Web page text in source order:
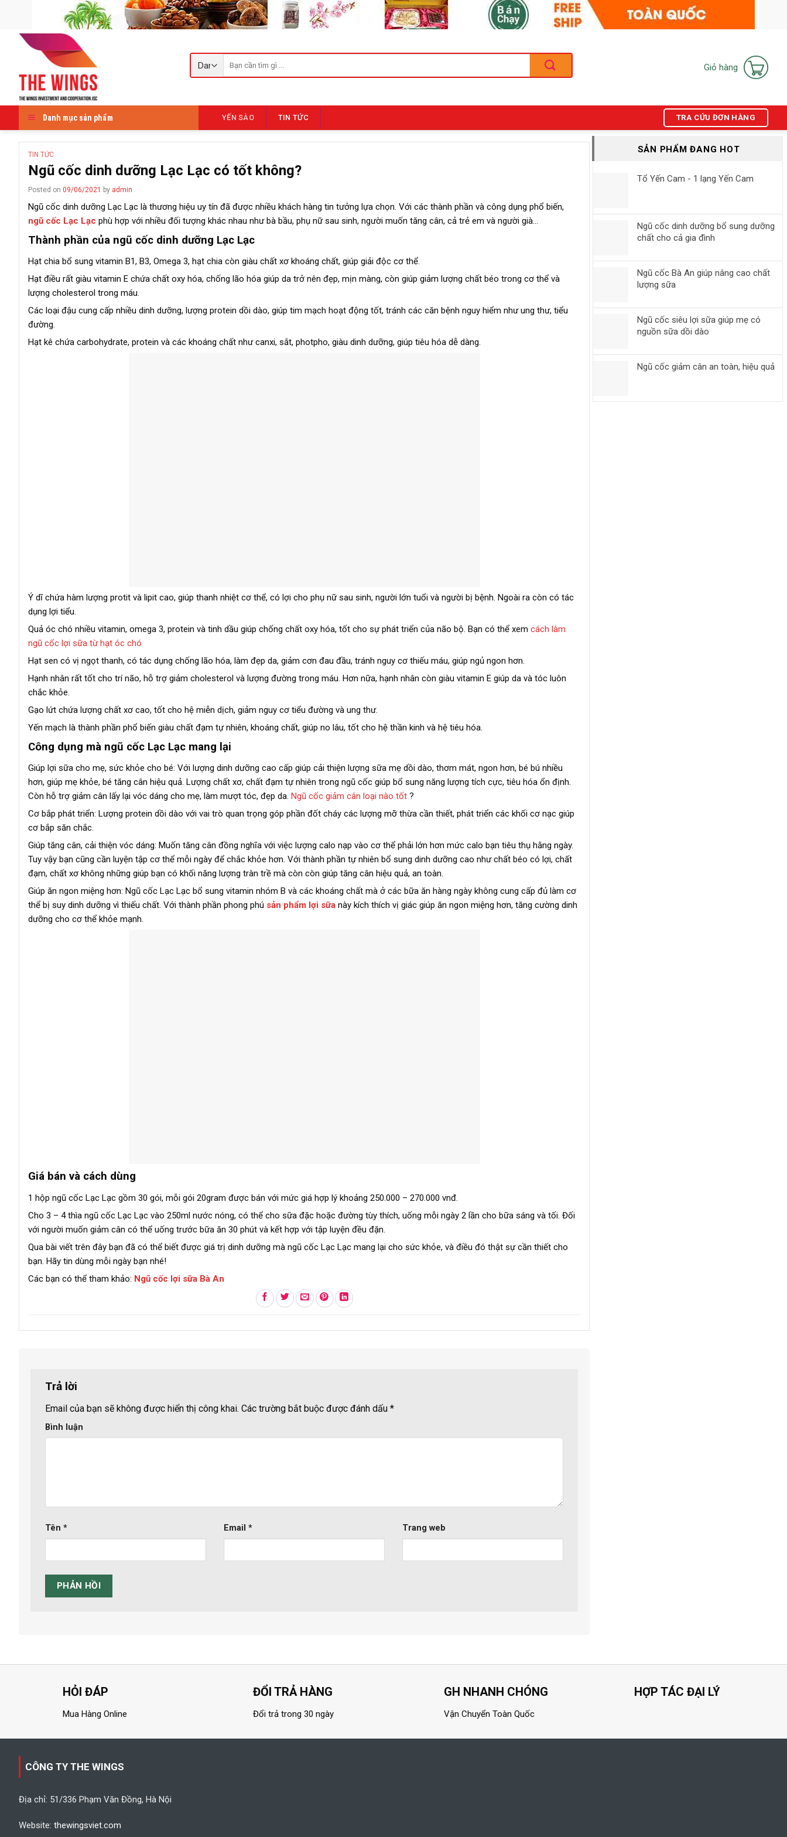
content
Tìm
kiếm:
Giỏ hàng
Danh mục sản phẩm YẾN SÀO TIN TỨC TRA CỨU ĐƠN HÀNG
TIN TỨC
Ngũ cốc dinh dưỡng Lạc Lạc có tốt không?
Posted on 09/06/2021 by admin
Ngũ cốc dinh dưỡng Lạc Lạc là thương hiệu uy tín đã được nhiều khách hàng tin tưởng lựa chọn. Với các thành phần và công dụng phổ biến,
ngũ cốc Lạc Lạc phù hợp với nhiều đối tượng khác nhau như bà bầu, phụ nữ sau sinh, người muốn tăng cân, cả trẻ em và người già…
Thành phần của ngũ cốc dinh dưỡng Lạc Lạc
Hạt chia bổ sung vitamin B1, B3, Omega 3, hạt chia còn giàu chất xơ khoáng chất, giúp giải độc cơ thể.
Hạt điều rất giàu vitamin E chứa chất oxy hóa, chống lão hóa giúp da trở nên đẹp, mịn màng, còn giúp giảm lượng chất béo trong cơ thể và
lượng cholesterol trong máu.
Các loại đậu cung cấp nhiều dinh dưỡng, lượng protein dồi dào, giúp tim mạch hoạt động tốt, tránh các căn bệnh nguy hiểm như ung thư, tiểu
đường.
Hạt kê chứa carbohydrate, protein và các khoáng chất như canxi, sắt, photpho, giàu dinh dưỡng, giúp tiêu hóa dễ dàng.
Ý dĩ chứa hàm lượng protit và lipit cao, giúp thanh nhiệt cơ thể, có lợi cho phụ nữ sau sinh, người lớn tuổi và người bị bệnh. Ngoài ra còn có tác
dụng lợi tiểu.
Quả óc chó nhiều vitamin, omega 3, protein và tinh dầu giúp chống chất oxy hóa, tốt cho sự phát triển của não bộ. Bạn có thể xem cách làm
ngũ cốc lợi sữa từ hạt óc chó
Hạt sen có vị ngọt thanh, có tác dụng chống lão hóa, làm đẹp da, giảm cơn đau đầu, tránh nguy cơ thiếu máu, giúp ngủ ngon hơn.
Hạnh nhân rất tốt cho trí não, hỗ trợ giảm cholesterol và lượng đường trong máu. Hơn nữa, hạnh nhân còn giàu vitamin E giúp da và tóc luôn
chắc khỏe.
Gạo lứt chứa lượng chất xơ cao, tốt cho hệ miễn dịch, giảm nguy cơ tiểu đường và ung thư.
Yến mạch là thành phần phổ biến giàu chất đạm tự nhiên, khoáng chất, giúp no lâu, tốt cho hệ thần kinh và hệ tiêu hóa.
Công dụng mà ngũ cốc Lạc Lạc mang lại
Giúp lợi sữa cho mẹ, sức khỏe cho bé: Với lượng dinh dưỡng cao cấp giúp cải thiện lượng sữa mẹ dồi dào, thơm mát, ngon hơn, bé bú nhiều
hơn, giúp mẹ khỏe, bé tăng cân hiệu quả. Lượng chất xơ, chất đạm tự nhiên trong ngũ cốc giúp bổ sung năng lượng tích cực, tiêu hóa ổn định.
Còn hỗ trợ giảm cân lấy lại vóc dáng cho mẹ, làm mượt tóc, đẹp da. Ngũ cốc giảm cân loại nào tốt ?
Cơ bắp phát triển: Lượng protein dồi dào với vai trò quan trọng góp phần đốt cháy các lượng mỡ thừa cần thiết, phát triển các khối cơ nạc giúp
cơ bắp săn chắc.
Giúp tăng cân, cải thiện vóc dáng: Muốn tăng cân đồng nghĩa với việc lượng calo nạp vào cơ thể phải lớn hơn mức calo bạn tiêu thụ hằng ngày.
Tuy vậy bạn cũng cần luyện tập cơ thể mỗi ngày để chắc khỏe hơn. Với thành phần tự nhiên bổ sung dinh dưỡng cao như chất béo có lợi, chất
đạm, chất xơ không những giúp bạn có khối năng lượng tràn trề mà còn còn giúp tăng cân hiệu quả, an toàn.
Giúp ăn ngon miệng hơn: Ngũ cốc Lạc Lạc bổ sung vitamin nhóm B và các khoáng chất mà ở các bữa ăn hàng ngày không cung cấp đủ làm cơ
thể bị suy dinh dưỡng vì thiếu chất. Với thành phần phong phú sản phẩm lợi sữa này kích thích vị giác giúp ăn ngon miệng hơn, tăng cường dinh
dưỡng cho cơ thể khỏe mạnh.
Giá bán và cách dùng
1 hộp ngũ cốc Lạc Lạc gồm 30 gói, mỗi gói 20gram được bán với mức giá hợp lý khoảng 250.000 – 270.000 vnđ.
Cho 3 – 4 thìa ngũ cốc Lạc Lạc vào 250ml nước nóng, có thể cho sữa đặc hoặc đường tùy thích, uống mỗi ngày 2 lần cho bữa sáng và tối. Đối
với người muốn giảm cân có thể uống trước bữa ăn 30 phút và kết hợp với tập luyện đều đặn.
Qua bài viết trên đây bạn đã có thể biết được giá trị dinh dưỡng mà ngũ cốc Lạc Lạc mang lại cho sức khỏe, và điều đó thật sự cần thiết cho
bạn. Hãy tin dùng mỗi ngày bạn nhé!
Các bạn có thể tham khảo: Ngũ cốc lợi sữa Bà An
Trả lời
Email của bạn sẽ không được hiển thị công khai. Các trường bắt buộc được đánh dấu *
Bình luận
Tên * Email * Trang web
SẢN PHẨM ĐANG HOT
Tổ Yến Cam - 1 lạng Yến Cam
Ngũ cốc dinh dưỡng bổ sung dưỡng
chất cho cả gia đình
Ngũ cốc Bà An giúp nâng cao chất
lượng sữa
Ngũ cốc siêu lợi sữa giúp mẹ có
nguồn sữa dồi dào
Ngũ cốc giảm cân an toàn, hiệu quả
HỎI ĐÁP
Mua Hàng Online
ĐỔI TRẢ HÀNG
Đổi trả trong 30 ngày
GH NHANH CHÓNG
Vận Chuyển Toàn Quốc
HỢP TÁC ĐẠI LÝ
CÔNG TY THE WINGS
Địa chỉ: 51/336 Phạm Văn Đồng, Hà Nội
Website: thewingsviet.com